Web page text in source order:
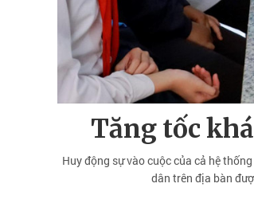
Tăng tốc
Huy động sự vào cuộc của cả hệ
dân trên địa bàn